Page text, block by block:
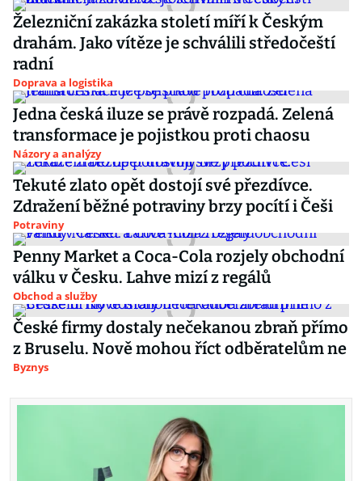
Železniční zakázka století míří k Českým
drahám. Jako vítěze je schválili středočeští
radní
Doprava a logistika
Jedna česká iluze se právě rozpadá. Zelená
transformace je pojistkou proti chaosu
Názory a analýzy
Tekuté zlato opět dostojí své přezdívce.
Zdražení běžné potraviny brzy pocítí i Češi
Potraviny
Penny Market a Coca-Cola rozjely obchodní
válku v Česku. Lahve mizí z regálů
Obchod a služby
České firmy dostaly nečekanou zbraň přímo
z Bruselu. Nově mohou říct odběratelům ne
Byznys